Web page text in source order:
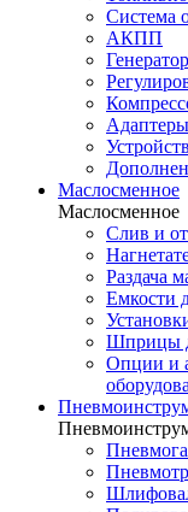
Система
АКПП
Маслосменное
Маслосменное
Слив и
Раздача
Емкости
Шприцы
Опции и